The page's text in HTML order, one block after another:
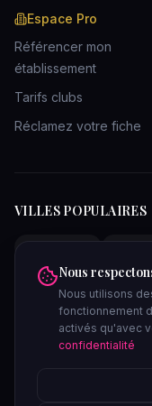
Espace Pro
Référencer mon
établissement
Tarifs clubs
Réclamez votre fiche
VILLES POPULAIRES
Clubs Marseille
Clubs Nantes
Clubs Bruxelles
Nous
Nous utilisons
fonctionnement
activés qu'avec
confidentialité